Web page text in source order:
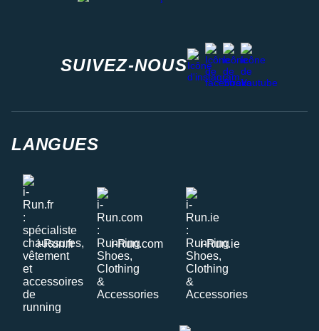
SUIVEZ-NOUS
instagram
facebook
stravayoutube
LANGUES
i-Run.fr i-Run.com i-Run.ie